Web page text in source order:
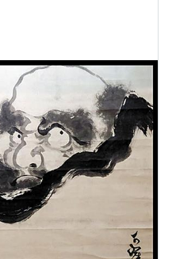
。そこで、趙州は「雲居
のだ」…